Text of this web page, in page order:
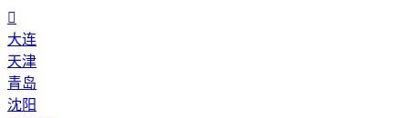

大连
天津
青岛
沈阳